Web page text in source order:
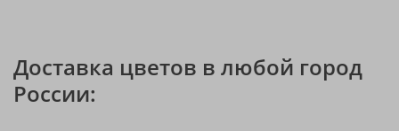
Доставка цветов в любой город
России: